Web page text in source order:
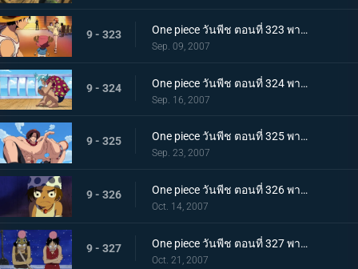
9 - 323 One piece วันพีช ตอนที่ 323 พากย์ไทย ออกจากเมืองแห่งน้ำ! การสะสางของลูกผู้ชายนายอุซป!
Sep. 09, 2007
9 - 324 One piece วันพีช ตอนที่ 324 พากย์ไทย ใบค่าหัวกระจายไปทั่ว บ้านเกิดเริงร่ากับเรือที่มุ่งหน้า!
Sep. 16, 2007
9 - 325 One piece วันพีช ตอนที่ 325 พากย์ไทย ความสามารถสุดชั่วร้าย! ความมืดของหนวดดำจู่โจมเอส!
Sep. 23, 2007
9 - 326 One piece วันพีช ตอนที่ 326 พากย์ไทย กลุ่มโจรสลัดปริศนา! เรือซันนี่และกับดักอันตราย!!!
Oct. 14, 2007
9 - 327 One piece วันพีช ตอนที่ 327 พากย์ไทย เรือซันนี่วิกฤต! จงคำรามอาวุธลับเร็วสุดยอด!
Oct. 21, 2007